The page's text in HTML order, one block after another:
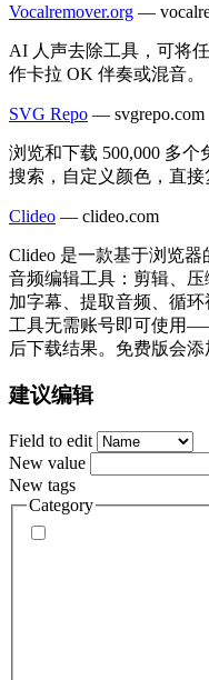
Vocalremover.org —
AI 人声去除工具，可将
作卡拉 OK 伴奏或混音。
SVG Repo — svgrepo.com
浏览和下载 500,000 多
搜索，自定义颜色，直接
Clideo — clideo.com
Clideo 是一款基于浏览
音频编辑工具：剪辑、
加字幕、提取音频、循
工具无需账号即可使用
后下载结果。免费版会添
建议编辑
Field to edit
New value
New tags
Category